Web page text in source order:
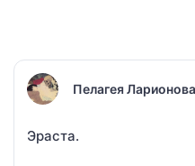
Пелагея Ларионова
Эраста.